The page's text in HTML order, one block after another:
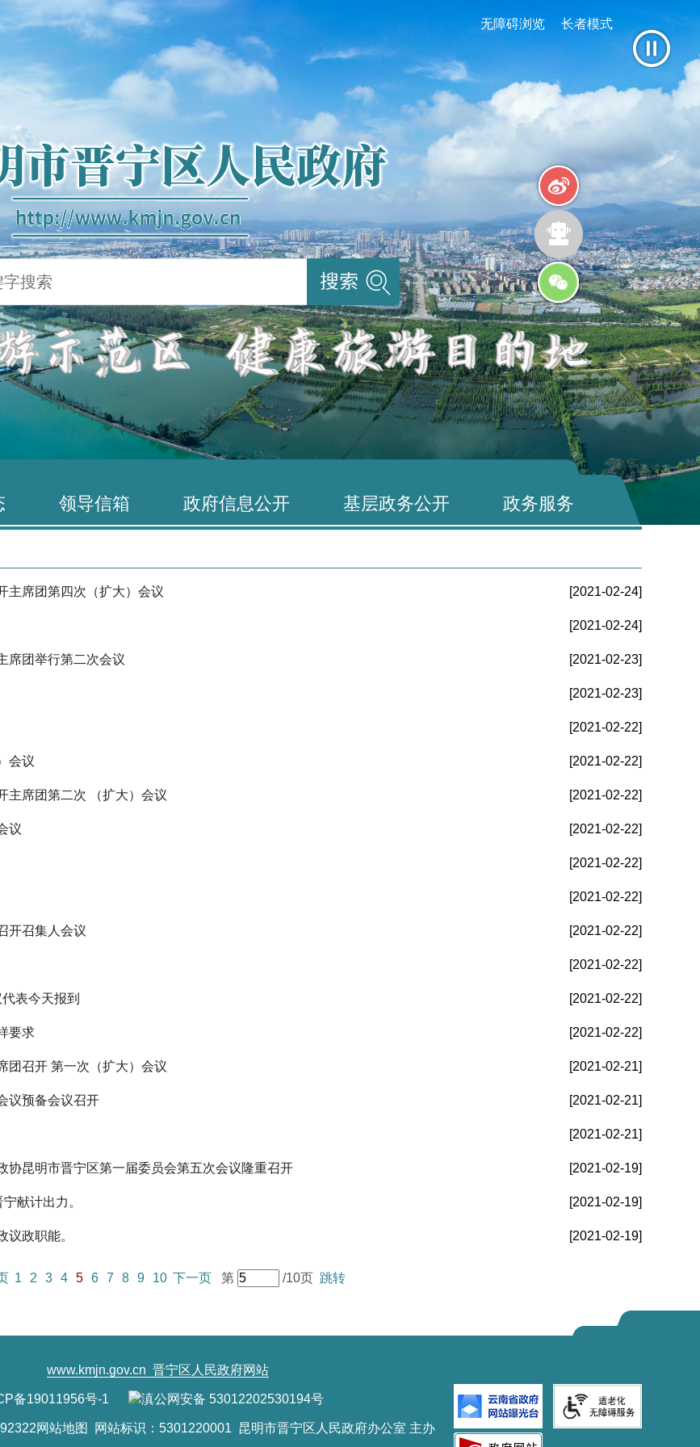
无障碍浏览 长者模式
领导信箱 政府信息公开 基层政务公开 政务服务
主席团第四次（扩大）会议 [2021-02-24]
[2021-02-24]
席团举行第二次会议 [2021-02-23]
[2021-02-23]
[2021-02-22]
会议 [2021-02-22]
主席团第二次 （扩大）会议 [2021-02-22]
议 [2021-02-22]
[2021-02-22]
[2021-02-22]
开召集人会议 [2021-02-22]
[2021-02-22]
表今天报到 [2021-02-22]
要求 [2021-02-22]
团召开 第一次（扩大）会议 [2021-02-21]
议预备会议召开 [2021-02-21]
[2021-02-21]
昆明市晋宁区第一届委员会第五次会议隆重召开 [2021-02-19]
献计出力。 [2021-02-19]
政职能。 [2021-02-19]
1 2 3 4 5 6 7 8 9 10 下一页 第 /10页 跳转
www.kmjn.gov.cn 晋宁区人民政府网站
备19011956号-1 滇公网安备 53012202530194号
网站地图 网站标识：5301220001 昆明市晋宁区人民政府办公室 主办